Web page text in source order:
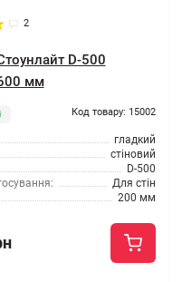
2
D-500
мм
Код товару: 15002
гладкий
стіновий
D-500
Для стін
200 мм